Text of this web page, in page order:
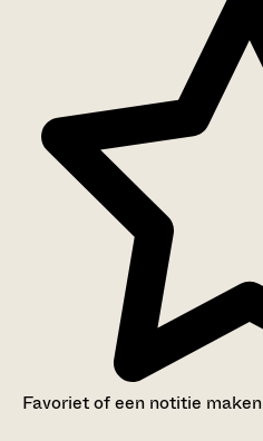
Favoriet of een notitie maken